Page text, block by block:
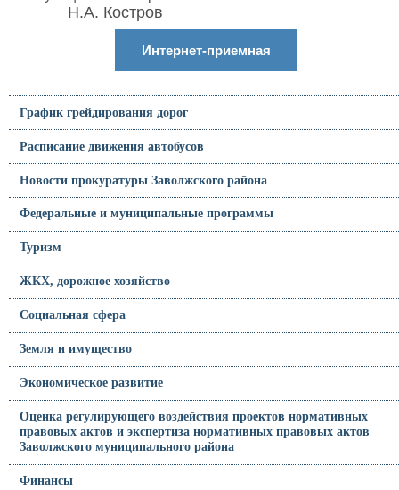
Н.А. Костров
Интернет-приемная
График грейдирования дорог
Расписание движения автобусов
Новости прокуратуры Заволжского района
Федеральные и муниципальные программы
Туризм
ЖКХ, дорожное хозяйство
Социальная сфера
Земля и имущество
Экономическое развитие
Оценка регулирующего воздействия проектов нормативных
правовых актов и экспертиза нормативных правовых актов
Заволжского муниципального района
Финансы